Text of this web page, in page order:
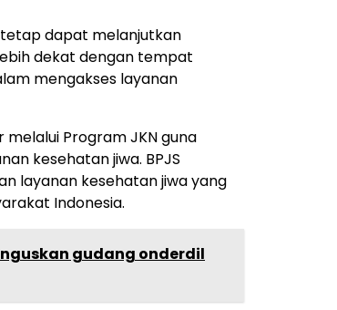
dapat melanjutkan
dekat dengan tempat
mengakses layanan
Program JKN guna
kesehatan jiwa. BPJS
layanan kesehatan jiwa yang
Indonesia.
gudang onderdil